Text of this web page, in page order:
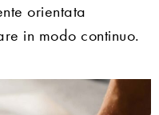
orientata
in modo continuo.